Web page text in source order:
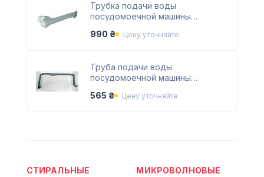
Трубка подачи воды
посудомоечной машины
990 ₴ Цену уточняйте
Труба подачи воды
посудомоечной машины
565 ₴ Цену уточняйте
СТИРАЛЬНЫЕ
МИКРОВОЛНОВЫЕ